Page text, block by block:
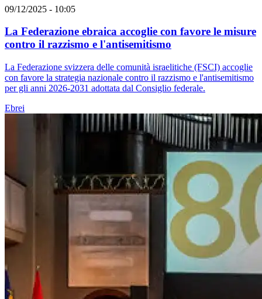
09/12/2025 - 10:05
La Federazione ebraica accoglie con favore le misure
contro il razzismo e l'antisemitismo
La Federazione svizzera delle comunità israelitiche (FSCI) accoglie
con favore la strategia nazionale contro il razzismo e l'antisemitismo
per gli anni 2026-2031 adottata dal Consiglio federale.
Ebrei